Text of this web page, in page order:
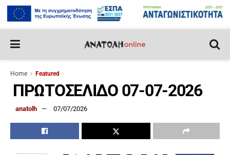
Home Featured
ΠΡΩΤΟΣΕΛΙΔΟ 07-07-2026
anatolh 07/07/2026